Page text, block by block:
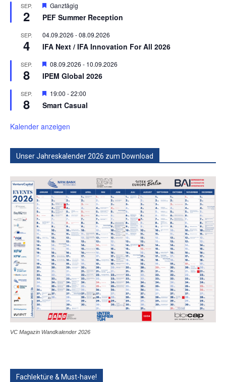
SEP.
2
Hervorgehoben
Ganztägig
PEF Summer Reception
SEP.
4
04.09.2026 -08.09.2026
IFA Next / IFA Innovation For All 2026
SEP.
8
Hervorgehoben
08.09.2026 - 10.09.2026
IPEM Global 2026
SEP.
8
Hervorgehoben
19:00 -22:00
Smart Casual
Kalender anzeigen
Unser Jahreskalender 2026 zum Download
VC Magazin Wandkalender 2026
Fachlektüre & Must-have!